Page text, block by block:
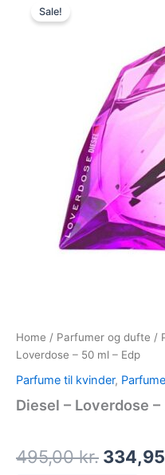
Sale!
Home / Parfumer og dufte /
Loverdose – 50 ml – Edp
Parfume til kvinder,
Diesel – Loverdose –
495,00kr.
was:
334,95